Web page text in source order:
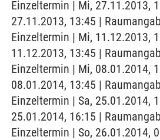
Einzeltermin | Mi, 27.11.2013,
27.11.2013, 13:45 |
Einzeltermin | Mi, 11.12.2013,
11.12.2013, 13:45 |
Einzeltermin | Mi, 08.01.2014,
08.01.2014, 13:45 |
Einzeltermin | Sa, 25.01.2014,
25.01.2014, 16:15 |
Einzeltermin | So, 26.01.2014,